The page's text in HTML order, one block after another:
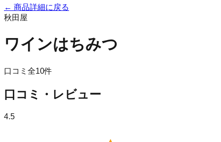
← 商品詳細に戻る
秋田屋
ワインはちみつ
口コミ全10件
口コミ・レビュー
4.5